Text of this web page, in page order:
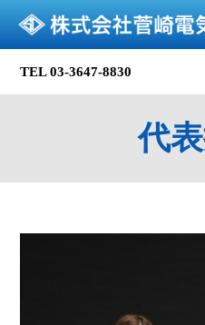
TEL03-3647-8830
代